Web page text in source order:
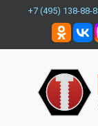
+7 (495) 138-88-